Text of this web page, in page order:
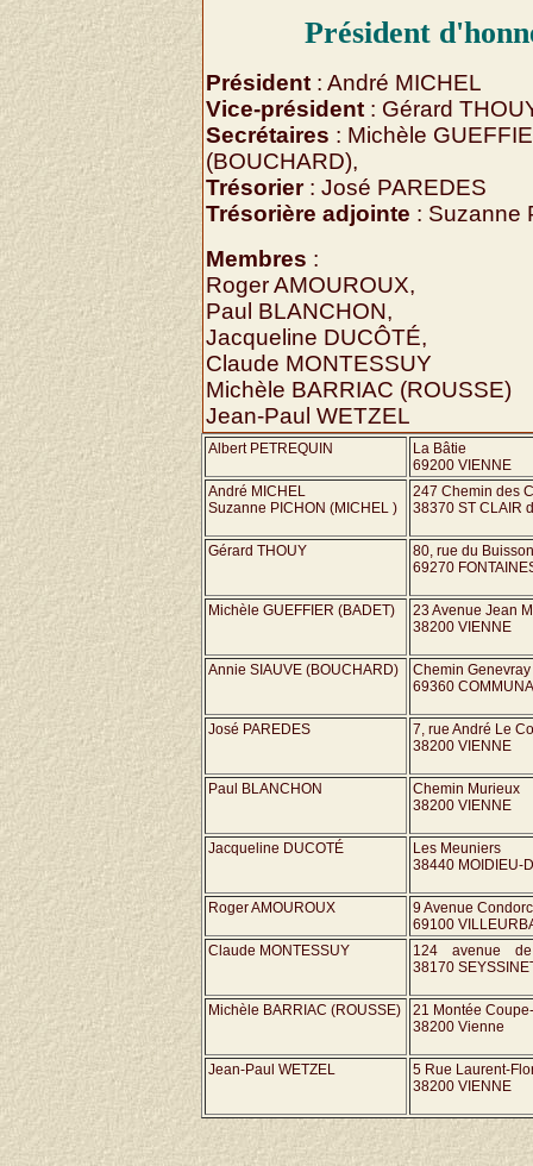
Président
Président : André MICHEL
Vice-président : Gérard
Secrétaires : Michèle
(BOUCHARD),
Trésorier: José PAREDES
Trésorière adjointe : Suzanne
Membres :
Roger AMOUROUX,
Paul BLANCHON,
Jacqueline DUCÔTÉ,
Claude MONTESSUY
Michèle BARRIAC (ROUSSE)
Jean-Paul WETZEL
Albert PETREQUIN
La Bâtie
69200 VIENNE
André MICHEL
Suzanne PICHON (MICHEL )
247 Chemin des
38370 ST CLAIR
Gérard THOUY
80, rue du Buisson
69270
Michèle GUEFFIER (BADET)
23 Avenue Jean
38200 VIENNE
Annie SIAUVE (BOUCHARD)
Chemin Genevray
69360
José PAREDES
7, rue André Le
38200 VIENNE
Paul BLANCHON
Chemin Murieux
38200 VIENNE
Jacqueline DUCOTÉ
Les Meuniers
38440 MOIDIEU-
Roger AMOUROUX
9 Avenue
69100
Claude MONTESSUY
124 avenue
38170
Michèle BARRIAC (ROUSSE)
21 Montée
38200 Vienne
Jean-Paul WETZEL
5 Rue Laurent-
38200 VIENNE